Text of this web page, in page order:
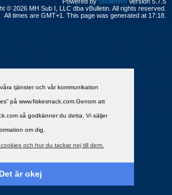
tjänster och vår kommunikation
på www.fiskesnack.com.Genom att
så godkänner du detta. Vi säljer
om dig.
och hur du tackar nej till dem.
Det är okej
© 2026 MH Sub I, LLC dba vBulletin. All rights reserved.
All times are GMT+1. This page was generated at 17:18.